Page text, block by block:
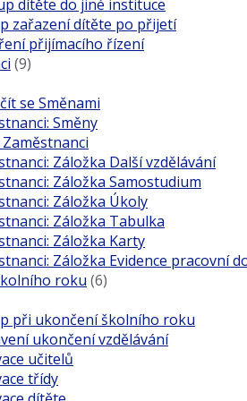
dítěte do jiné instituce
zařazení dítěte po přijetí
přijímacího řízení
(9)
se Směnami
Směny
Zaměstnanci
Záložka Další vzdělávání
Záložka Samostudium
Záložka Úkoly
Záložka Tabulka
Záložka Karty
Záložka Evidence pracovní
roku (6)
při ukončení školního roku
ukončení vzdělávání
učitelů
třídy